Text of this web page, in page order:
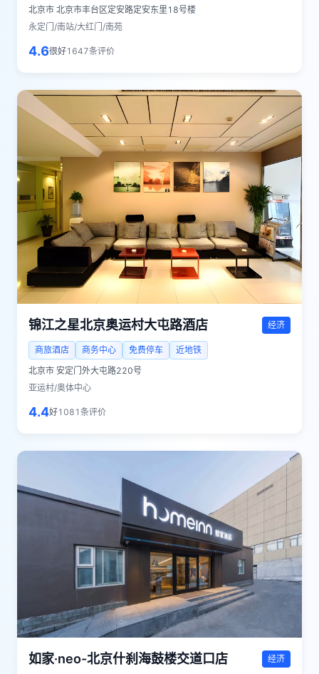
北京市 北京市丰台区定安路定安东里18号楼
永定门/南站/大红门/南苑
4.6很好1647条评价
锦江之星北京奥运村大屯路酒店 经济
商旅酒店 商务中心 免费停车
近地铁
北京市 安定门外大屯路220号
亚运村/奥体中心
4.4好1081 条评价
如家·neo-北京什刹海鼓楼交道口店 经济